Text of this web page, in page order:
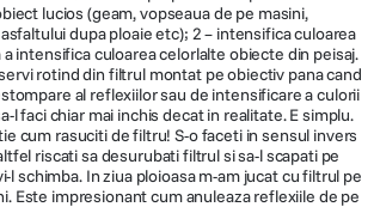
lucios (geam, vopseaua de pe masini,
dupa ploaie etc); 2 – intensifica culoarea
intensifica culoarea celorlalte obiecte din peisaj.
rotind din filtrul montat pe obiectiv pana cand
al reflexiilor sau de intensificare a culorii
l faci chiar mai inchis decat in realitate. E simplu.
cum rasuciti de filtru! S-o faceti in sensul invers
riscati sa desurubati filtrul si sa-l scapati pe
l schimba. In ziua ploioasa m-am jucat cu filtrul pe
Este impresionant cum anuleaza reflexiile de pe